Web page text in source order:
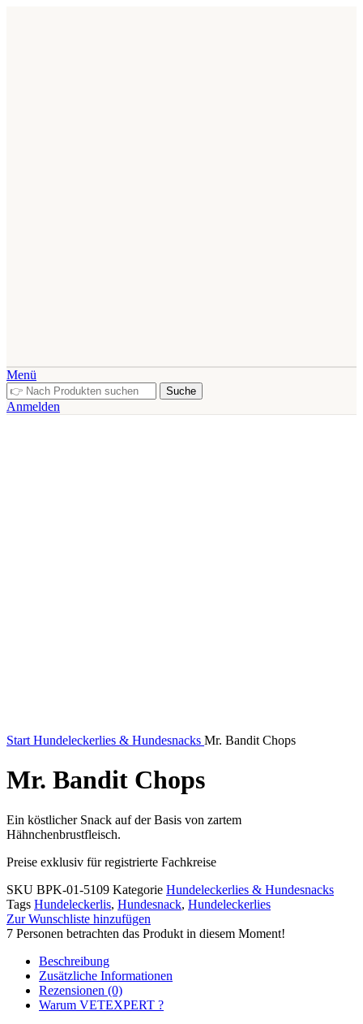
Menü
Suche
Anmelden
Start Hundeleckerlies & Hundesnacks Mr. Bandit Chops
Mr. Bandit Chops
Ein köstlicher Snack auf der Basis von zartem
Hähnchenbrustfleisch.
Preise exklusiv für registrierte Fachkreise
SKU BPK-01-5109 Kategorie Hundeleckerlies & Hundesnacks
Tags Hundeleckerlis, Hundesnack, Hundeleckerlies
Zur Wunschliste hinzufügen
7 Personen betrachten das Produkt in diesem Moment!
Beschreibung
Zusätzliche Informationen
Rezensionen (0)
Warum VETEXPERT ?